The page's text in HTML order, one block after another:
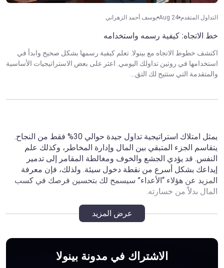
التداول المتقدم Aug 24 يوسف أحمد الزهراني
خط الاتجاه: كيفية رسمه واستخدامه
اكتشف خطوط الاتجاه مع بينولا. تعلم كيفية رسمها بشكل صحيح وابدأ في
استخدامها في روتين تداولك اليومي. اعثر على بعض الاستراتيجيات الأساسية
والمتقدمة التي ستتيح لك التق...
يمثل امتلاك استراتيجية تداول جيدة حوالي 30% فقط من النجاح.
يتقاسم الجزء المتبقي بين المال وإدارة المخاطر، وكذلك علم
النفس. قد يؤدي الجشع والخوف ومغالطة المقامر إلى تدمير
إيداعك بشكل أسرع من نقطة دخول سيئة. ولذلك، فإن معرفة
المزيد عن هؤلاء “الأعداء” سيسمح لك بتحسين فرصك في كسب
المال بدلاً من خسارته.
من خلال قراءة هذه الفئة، ستكتشف الجوانب التالية:
العواطف التي تمنعك من أن تصبح متداولاً ناجحاً وكيفية كبحها؛
المفاهيم الأساسية لخطة ومجلة التداول وسبب أهميتها؛
عرض المزيد
الاشتراك في مدونة بينولا